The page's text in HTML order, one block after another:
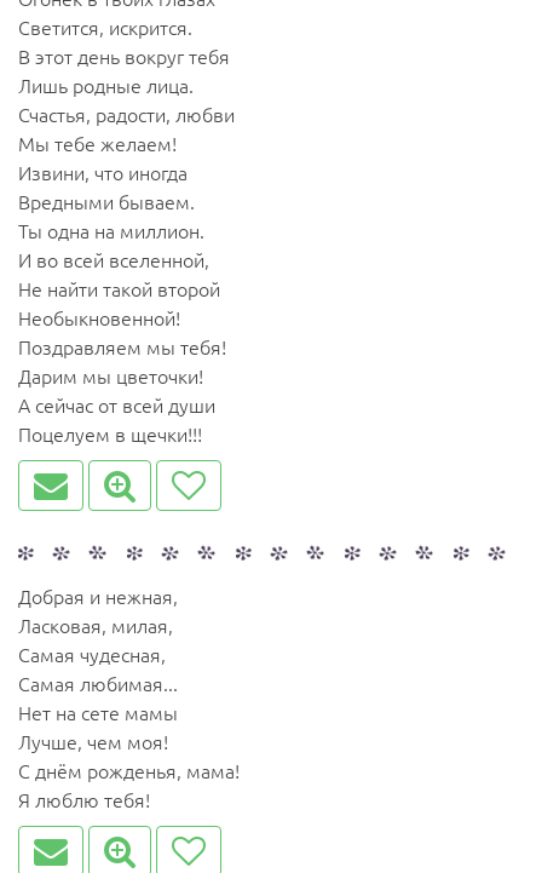
Светится, искрится.
В этот день вокруг тебя
Лишь родные лица.
Счастья, радости, любви
Мы тебе желаем!
Извини, что иногда
Вредными бываем.
Ты одна на миллион.
И во всей вселенной,
Не найти такой второй
Необыкновенной!
Поздравляем мы тебя!
Дарим мы цветочки!
А сейчас от всей души
Поцелуем в щечки!!!
Добрая и нежная,
Ласковая, милая,
Самая чудесная,
Самая любимая...
Нет на сете мамы
Лучше, чем моя!
С днём рожденья, мама!
Я люблю тебя!